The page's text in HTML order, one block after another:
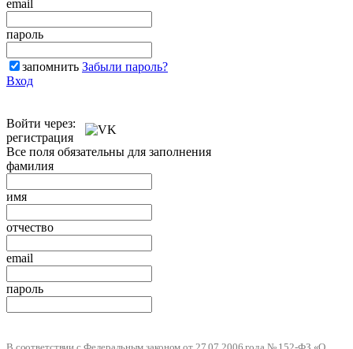
email
пароль
запомнить Забыли пароль?
Вход
Войти через:
регистрация
Все поля обязательны для заполнения
фамилия
имя
отчество
email
пароль